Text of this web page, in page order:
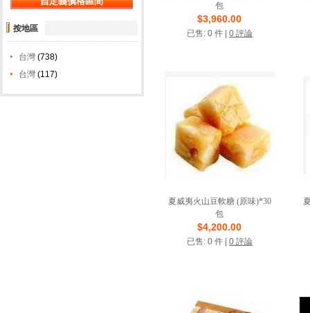
按地區
台灣 (738)
台灣 (117)
包
店鋪名稱: 糖坊食品
$3,960.00
已售: 0 件 | 0 評論
夏威夷火山豆軟糖 (原味)*30
包
店鋪名稱: 糖坊食品
$4,200.00
已售: 0 件 | 0 評論